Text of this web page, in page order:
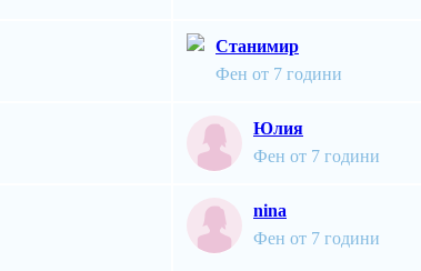
Станимир
Фен от 7 години
Юлия
Фен от 7 години
nina
Фен от 7 години